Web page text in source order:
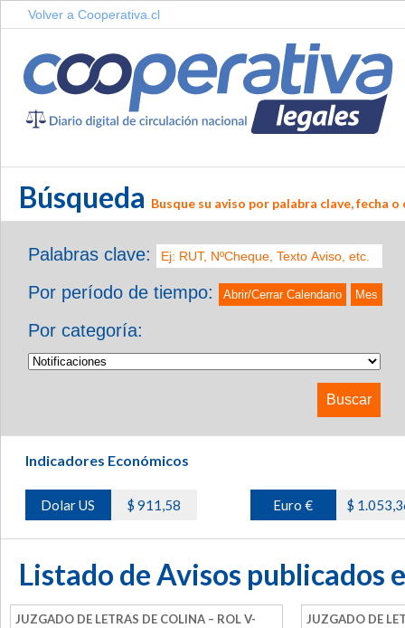
Volver a Cooperativa.cl
Búsqueda Busque su aviso por palabra clave, fecha
Palabras clave:
Por período de tiempo:
Abrir/Cerrar Calendario Mes
Por categoría:
Indicadores Económicos
Dolar US $ 911,58 Euro € $
Listado de Avisos publicados
JUZGADO DE LETRAS DE COLINA – ROL V-
JUZGADO DE